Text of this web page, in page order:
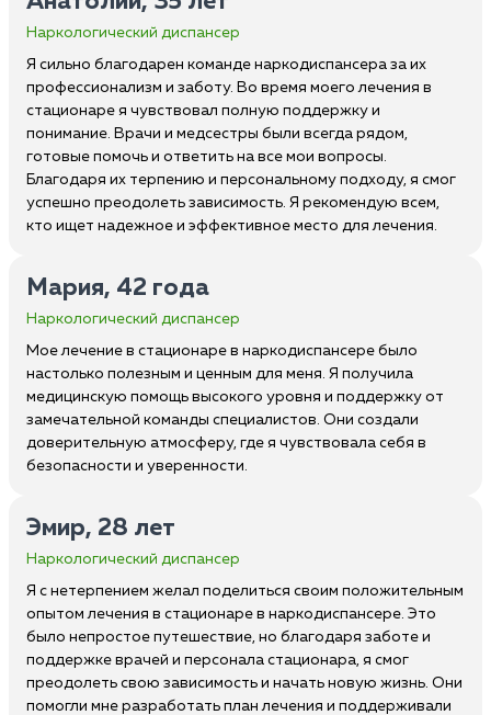
Наркологический диспансер
Я сильно благодарен команде наркодиспансера за их
профессионализм и заботу. Во время моего лечения в
стационаре я чувствовал полную поддержку и
понимание. Врачи и медсестры были всегда рядом,
готовые помочь и ответить на все мои вопросы.
Благодаря их терпению и персональному подходу, я смог
успешно преодолеть зависимость. Я рекомендую всем,
кто ищет надежное и эффективное место для лечения.
Мария, 42 года
Наркологический диспансер
Мое лечение в стационаре в наркодиспансере было
настолько полезным и ценным для меня. Я получила
медицинскую помощь высокого уровня и поддержку от
замечательной команды специалистов. Они создали
доверительную атмосферу, где я чувствовала себя в
безопасности и уверенности.
Эмир, 28 лет
Наркологический диспансер
Я с нетерпением желал поделиться своим положительным
опытом лечения в стационаре в наркодиспансере. Это
было непростое путешествие, но благодаря заботе и
поддержке врачей и персонала стационара, я смог
преодолеть свою зависимость и начать новую жизнь. Они
помогли мне разработать план лечения и поддерживали